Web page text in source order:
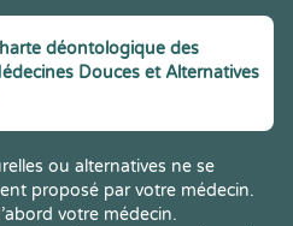
déontologique des
Douces et Alternatives
ou alternatives ne se
proposé par votre médecin.
votre médecin.